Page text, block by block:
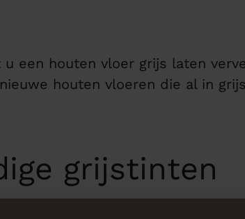
een houten vloer grijs laten
houten vloeren die al in
grijstinten